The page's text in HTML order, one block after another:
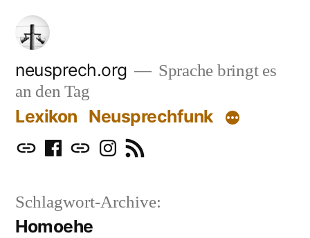
Zum
Inhalt
springen
neusprech.org
Sprache bringt es
an den Tag
Lexikon Neusprechfunk
MastodonFacebook
BlueskyInstagram
RSS
Schlagwort-Archive:
Homoehe